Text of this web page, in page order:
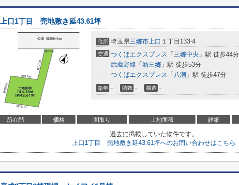
上口1丁目 売地敷き延43.61坪
住所 埼玉県三郷市上口 １丁目133-4
交通 つくばエクスプレス 「 三郷中央 」駅 徒歩44分
武蔵野線 「 新三郷 」駅 徒歩53分
つくばエクスプレス 「 八潮 」駅 徒歩47分
築年 - 階数 - 構造 -
所在階 価格 間取り 土地面積 詳細
過去に掲載していた物件です。
上口1丁目 売地敷き延43.61坪へのお問い合わせはこちら